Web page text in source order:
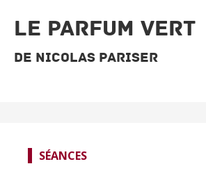
Le Parfum vert
De Nicolas Pariser
SÉANCES